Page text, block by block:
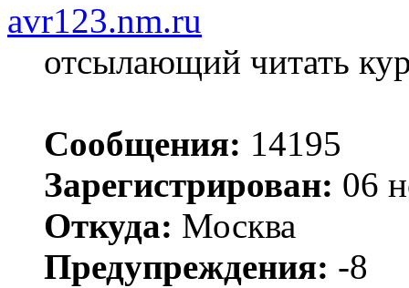
avr123.nm.ru
отсылающий читать
Сообщения: 14195
Зарегистрирован: 06
Откуда: Москва
Предупреждения: -8